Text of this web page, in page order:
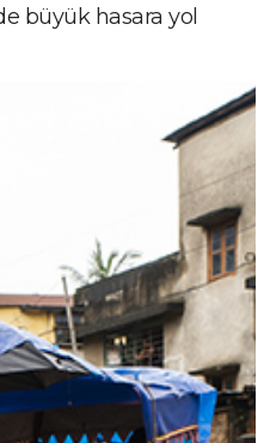
büyük hasara yol